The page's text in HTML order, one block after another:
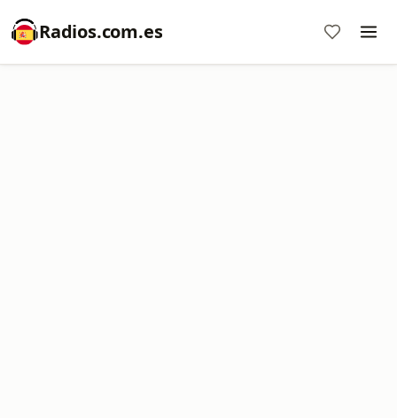
Radios.com.es